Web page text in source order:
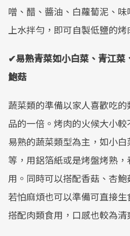
噌、醋、醬油、白蘿蔔泥、
上水拌勻，即可自製低鹽的烤
✔易熟青菜如小白菜、青江菜
鮑菇
蔬菜類的準備以家人喜歡吃
品的一倍。烤肉的火候大小
易熟的蔬菜類型為主，如小
等，用鋁箔紙或是烤盤烤熟
用。同時可以搭配香菇、杏鮑
若怕麻煩也可以準備可直接生
搭配肉類食用，口感也較為清